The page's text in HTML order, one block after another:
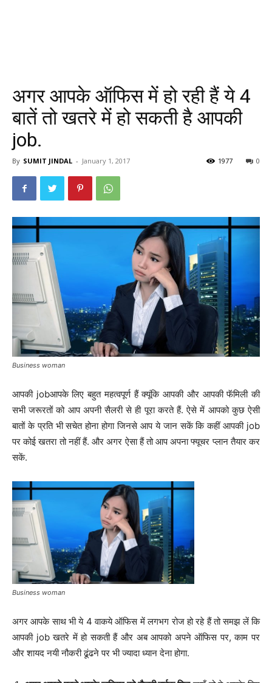
अगर आपके ऑफिस में हो रही हैं ये 4
बातें तो खतरे में हो सकती है आपकी
job.
By SUMIT JINDAL - January 1, 2017 0
1977
Business woman
आपकी jobआपके लिए बहुत महत्वपूर्ण हैं क्यूंकि आपकी और आपकी फॅमिली की
सभी जरूरतों को आप अपनी सैलरी से ही पूरा करते हैं. ऐसे में आपको कुछ ऐसी
बातों के प्रति भी सचेत होना होगा जिनसे आप ये जान सकें कि कहीं आपकी job
पर कोई खतरा तो नहीं हैं. और अगर ऐसा हैं तो आप अपना फ्यूचर प्लान तैयार कर
सकें.
Business woman
अगर आपके साथ भी ये 4 वाकये ऑफिस में लगभग रोज हो रहे हैं तो समझ लें कि
आपकी job खतरे में हो सकती हैं और अब आपको अपने ऑफिस पर, काम पर
और शायद नयी नौकरी ढूंढने पर भी ज्यादा ध्यान देना होगा.